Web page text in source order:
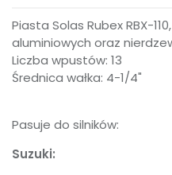
Piasta Solas Rubex RBX-
aluminiowych oraz
Liczba wpustów: 13
Średnica wałka: 4-1/4"
Pasuje do silników:
Suzuki: